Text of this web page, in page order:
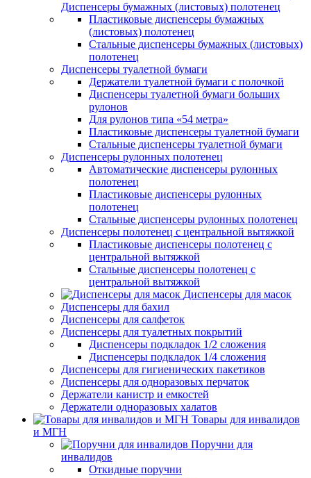
Диспенсеры бумажных (листовых) полотенец
Пластиковые диспенсеры бумажных
(листовых) полотенец
Стальные диспенсеры бумажных (листовых)
полотенец
Диспенсеры туалетной бумаги
Держатели туалетной бумаги с полочкой
Диспенсеры туалетной бумаги больших
рулонов
Для рулонов типа «54 метра»
Пластиковые диспенсеры туалетной бумаги
Стальные диспенсеры туалетной бумаги
Диспенсеры рулонных полотенец
Автоматические диспенсеры рулонных
полотенец
Пластиковые диспенсеры рулонных
полотенец
Стальные диспенсеры рулонных полотенец
Диспенсеры полотенец с центральной вытяжкой
Пластиковые диспенсеры полотенец с
центральной вытяжкой
Стальные диспенсеры полотенец с
центральной вытяжкой
Диспенсеры для масок
Диспенсеры для бахил
Диспенсеры для салфеток
Диспенсеры для туалетных покрытий
Диспенсеры подкладок 1/2 сложения
Диспенсеры подкладок 1/4 сложения
Диспенсеры для гигиенических пакетиков
Диспенсеры для одноразовых перчаток
Держатели канистр и емкостей
Держатели одноразовых халатов
Товары для инвалидов
и МГН
Поручни для
инвалидов
Откидные поручни